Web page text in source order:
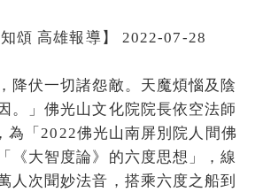
知頌 高雄報導】 2022-07-28
降伏一切諸怨敵。天魔煩惱及陰
。」佛光山文化院院長依空法師
為「2022佛光山南屏別院人間佛
《大智度論》的六度思想」，線
人次聞妙法音，搭乘六度之船到